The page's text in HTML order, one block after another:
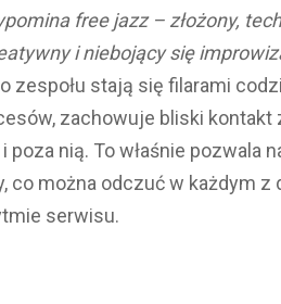
free jazz – złożony,
i niebojący się
zespołu stają się filarami
zachowuje bliski kontakt
poza nią. To właśnie pozwala
co można odczuć w każdym
serwisu.